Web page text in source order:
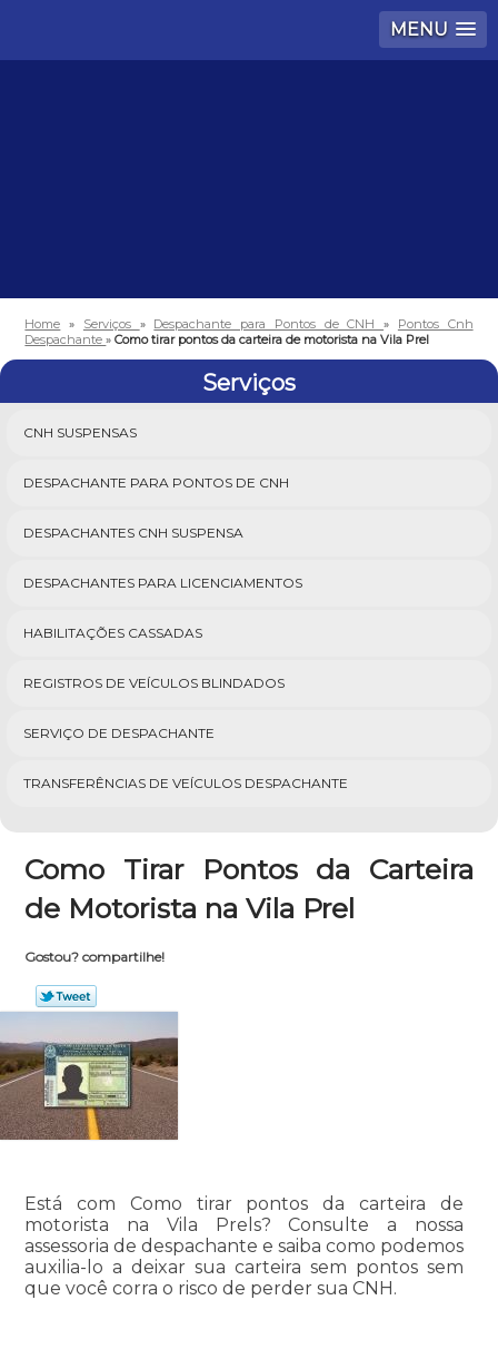
MENU
Home » Serviços » Despachante para Pontos de CNH» Pontos Cnh
Despachante»Como tirar pontos da carteira de motorista na Vila Prel
Serviços
CNH SUSPENSAS
DESPACHANTE PARA PONTOS DE CNH
DESPACHANTES CNH SUSPENSA
DESPACHANTES PARA LICENCIAMENTOS
HABILITAÇÕES CASSADAS
REGISTROS DE VEÍCULOS BLINDADOS
SERVIÇO DE DESPACHANTE
TRANSFERÊNCIAS DE VEÍCULOS DESPACHANTE
Como Tirar Pontos da Carteira
de Motorista na Vila Prel
Gostou? compartilhe!
Está com Como tirar pontos da carteira de
motorista na Vila Prels? Consulte a nossa
assessoria de despachante e saiba como podemos
auxilia-lo a deixar sua carteira sem pontos sem
que você corra o risco de perder sua CNH.